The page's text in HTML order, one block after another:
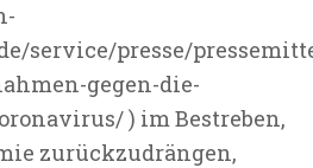
service/presse/
gegen-die-
) im Bestreben,
zurückzudrängen,